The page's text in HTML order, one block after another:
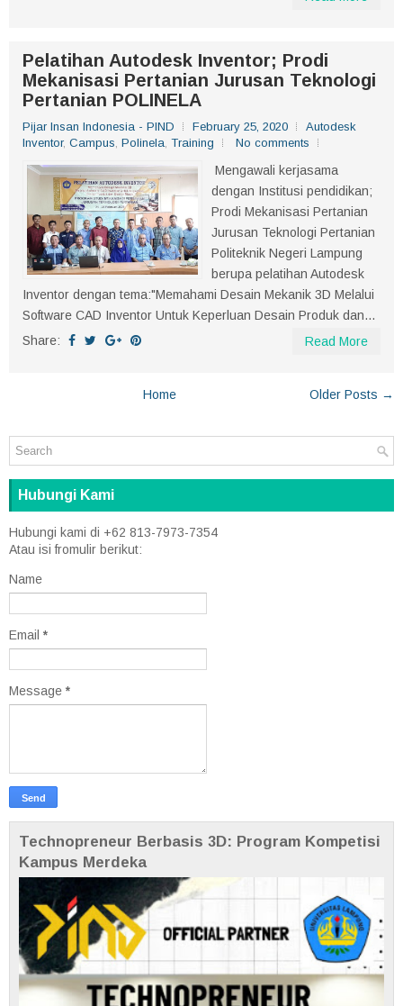
Pelatihan Autodesk Inventor; Prodi
Mekanisasi Pertanian Jurusan Teknologi
Pertanian POLINELA
Pijar Insan Indonesia - PIND February 25, 2020
Autodesk
Inventor, Campus Polinela Training No comments
Mengawali kerjasama
dengan Institusi pendidikan;
Prodi Mekanisasi Pertanian
Jurusan Teknologi Pertanian
Politeknik Negeri Lampung
berupa pelatihan Autodesk
Inventor dengan tema:"Memahami Desain Mekanik 3D Melalui
Software CAD Inventor Untuk Keperluan Desain Produk dan...
Share:
Read More
Older Posts →
Home
Hubungi Kami
Hubungi kami di +62 813-7973-7354
Atau isi fromulir berikut:
Name
Email *
Message *
Technopreneur Berbasis 3D: Program Kompetisi
Kampus Merdeka